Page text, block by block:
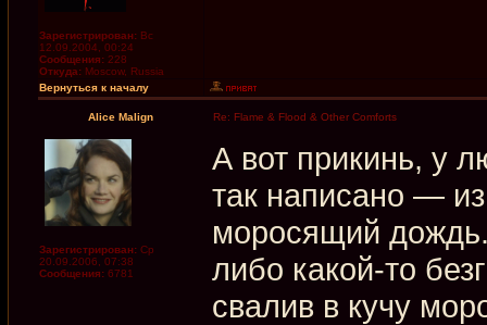
Зарегистрирован: Вс
12.09.2004, 00:24
Сообщения: 228
Откуда: Moscow, Russia
Вернуться к началу
Alice Malign Re: Flame & Flood & Other Comforts
Зарегистрирован: Ср
20.09.2006, 07:38
Сообщения: 6781
А вот прикинь, у
так написано —
моросящий
либо какой-то
свалив в кучу